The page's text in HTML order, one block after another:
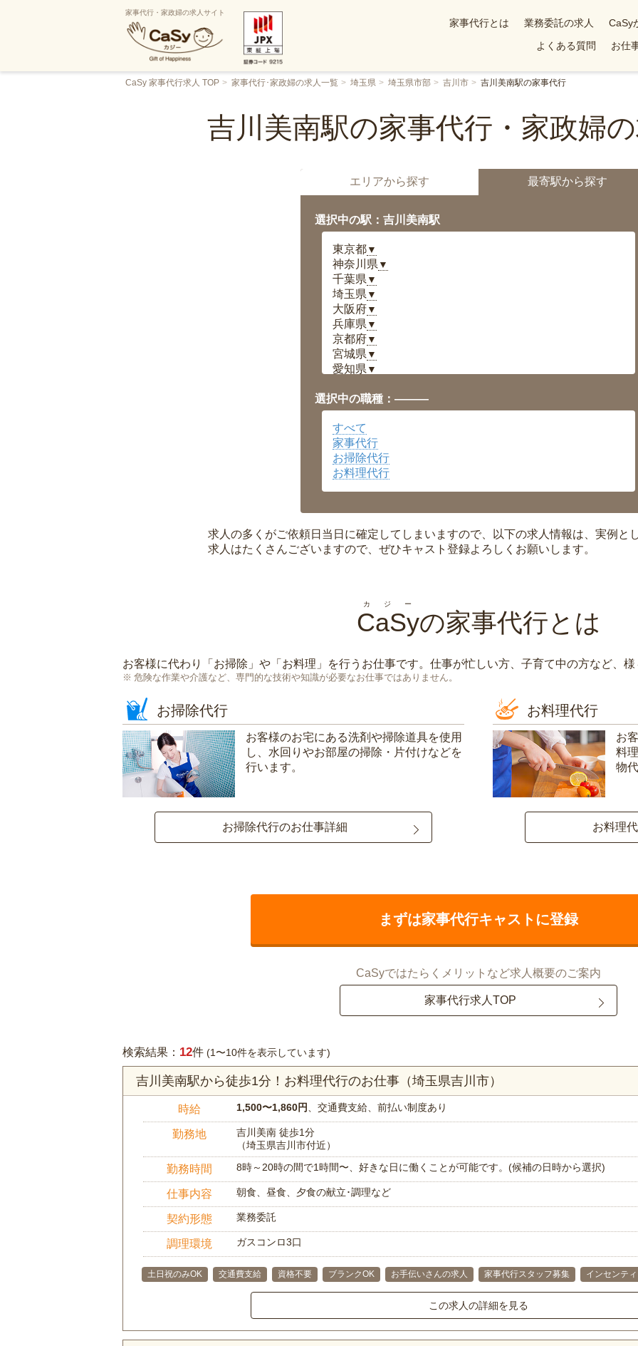
家事代行・家政婦の求人サイト
家事代行とは 業務委託の求人
CaSy
よくある質問
お仕
CaSy 家事代行求人 TOP 家事代行･家政婦の求人一覧 埼玉県 埼玉県市部 吉川市 吉川美南駅の家事代行
吉川美南駅の家事代行・家政婦
エリアから探す 最寄駅から探す
選択中の駅：吉川美南駅
東京都▼
神奈川県 ▼
千葉県 ▼
埼玉県 ▼
大阪府▼
兵庫県 ▼
京都府▼
宮城県 ▼
愛知県 ▼
岡山県▼
広島県▼
沖縄県
選択中の職種：———
すべて
家事代行
お掃除代行
お料理代行
求人の多くがご依頼日当日に確定してしまいますので、以下の求人情報は、実例と
求人はたくさんございますので、ぜひキャスト登録よろしくお願いします。
CaSy
カジー
の家事代行とは
お客様に代わり「 お掃除 」や「 お料理 」を行うお仕事です。仕事が忙しい方、子育て中の方など、
危険な作業や介護など、専門的な技術や知識が必要なお仕事ではありません。
お掃除代行
お客様のお宅にある洗剤や掃除道具を使用
し、水回りやお部屋の掃除・片付けなどを
行います。
お掃除代行のお仕事詳細
お料理代行
お
料
物
お料理
まずは家事代行キャストに登録
CaSyではたらくメリットなど求人概要のご案内
家事代行求人TOP
検索結果： 12件 (1〜10件を表示しています)
吉川美南駅から徒歩1分！お料理代行のお仕事（埼玉県吉川市）
時給 1,500〜1,860円 、交通費支給、前払い制度あり
勤務地
吉川美南 徒歩1分
（埼玉県吉川市付近）
勤務時間 8時～20時の間で1時間〜、好きな日に働くことが可能です。(候補の日時から選択)
仕事内容 朝食、昼食、夕食の献立･調理など
契約形態 業務委託
調理環境 ガスコンロ3口
土日祝のみOK 交通費支給 資格不要 ブランクOK お手伝いさんの求人 家事代行スタッフ募集 インセンテ
この求人の詳細を見る